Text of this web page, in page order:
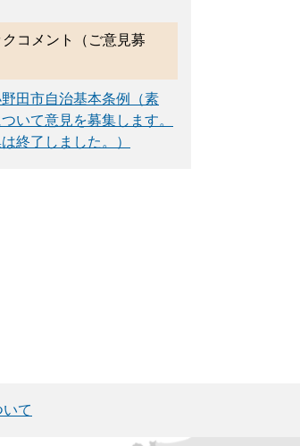
コメント（ご意見募
田市自治基本条例（素
いて意見を募集します。
は終了しました。）
て